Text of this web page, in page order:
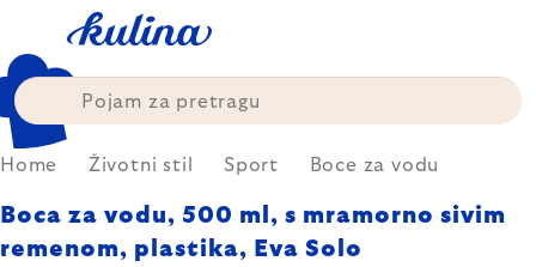
content
Home Životni stil Sport Boce za vodu
Boca za vodu, 500 ml, s mramorno sivim
remenom, plastika, Eva Solo